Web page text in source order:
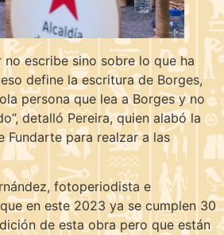
no escribe sino sobre lo que ha
define la escritura de Borges,
persona que lea a Borges y no
detalló Pereira, quien alabó la
Fundarte para realzar a las
fotoperiodista e
en este 2023 ya se cumplen 30
de esta obra pero que están